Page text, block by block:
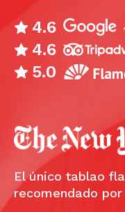
4.6
4.6
5.0
El único tablao
recomendado